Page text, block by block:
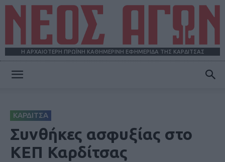
Η ΑΡΧΑΙΟΤΕΡΗ ΠΡΩΪΝΗ ΚΑΘΗΜΕΡΙΝΗ ΕΦΗΜΕΡΙΔΑ ΤΗΣ ΚΑΡΔΙΤΣΑΣ
ΚΑΡΔΙΤΣΑ
Συνθήκες ασφυξίας στο
ΚΕΠ Καρδίτσας